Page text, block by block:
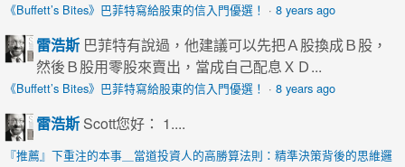
《Buffett’s Bites》巴菲特寫給股東的信入門優選！ · 8 years ago
雷浩斯 巴菲特有說過，他建議可以先把Ａ股換成Ｂ股，
然後Ｂ股用零股來賣出，當成自己配息ＸＤ...
《Buffett’s Bites》巴菲特寫給股東的信入門優選！ · 8 years ago
雷浩斯 Scott您好： 1....
『推薦』下重注的本事＿當道投資人的高勝算法則：精準決策背後的思維邏